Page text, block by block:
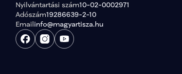
Nyilvántartási szám10-02-0002971
Adószám19286639-2-10
Emailinfo@magyartisza.hu